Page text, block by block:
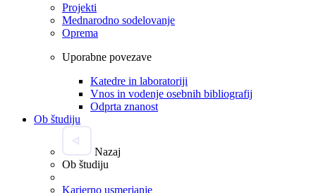
Projekti
Mednarodno sodelovanje
Oprema
Uporabne povezave
Katedre in laboratoriji
Vnos in vodenje osebnih bibliografij
Odprta znanost
Ob študiju
Nazaj
Ob študiju
Karierno usmerjanje